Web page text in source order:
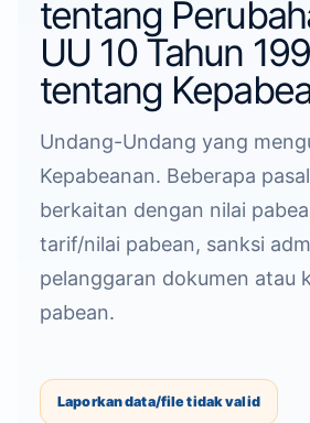
tentang
UU 10 Tahun
tentang
Undang-Undang yang
Kepabeanan. Beberapa
berkaitan dengan nilai
tarif/nilai pabean, sanksi
pelanggaran dokumen atau
pabean.
Laporkan data/file tidak valid